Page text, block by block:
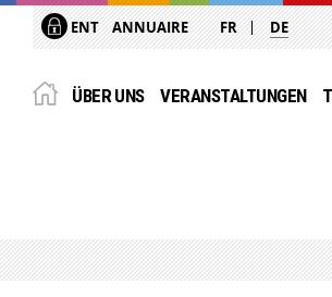
ENT ANNUAIRE FR DE
ÜBER UNS VERANSTALTUNGEN